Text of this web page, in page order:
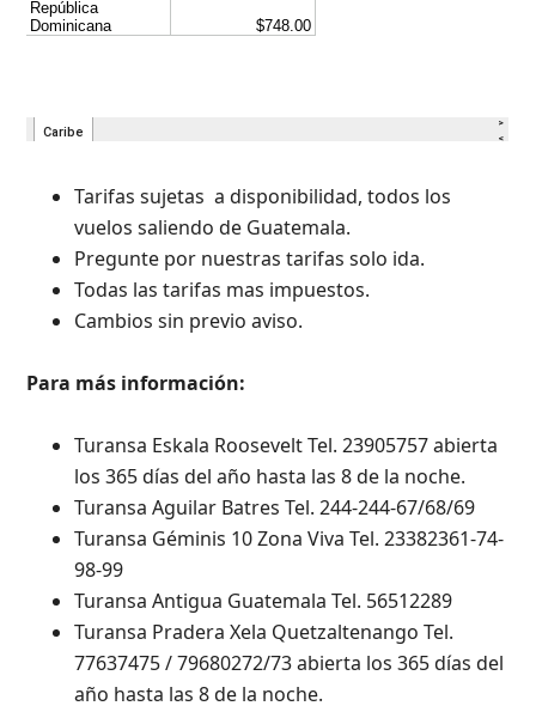
Tarifas sujetas a disponibilidad, todos los
vuelos saliendo de Guatemala.
Pregunte por nuestras tarifas solo ida.
Todas las tarifas mas impuestos.
Cambios sin previo aviso.
Para más información:
Turansa Eskala Roosevelt Tel. 23905757 abierta
los 365 días del año hasta las 8 de la noche.
Turansa Aguilar Batres Tel. 244-244-67/68/69
Turansa Géminis 10 Zona Viva Tel. 23382361-74-
98-99
Turansa Antigua Guatemala Tel. 56512289
Turansa Pradera Xela Quetzaltenango Tel.
77637475 / 79680272/73 abierta los 365 días del
año hasta las 8 de la noche.